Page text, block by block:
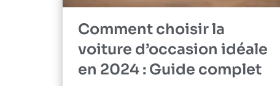
Comment choisir la
voiture d’occasion idéale
en 2024 : Guide complet